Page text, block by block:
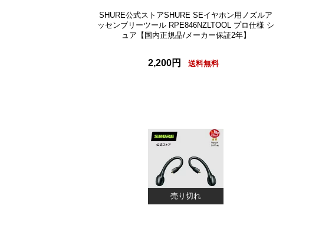
SHURE公式ストアSHURE SEイヤホン用ノズルア
ッセンブリーツール RPE846NZLTOOL プロ仕様 シ
ュア【国内正規品/メーカー保証2年】
2,200円 送料無料
売り切れ